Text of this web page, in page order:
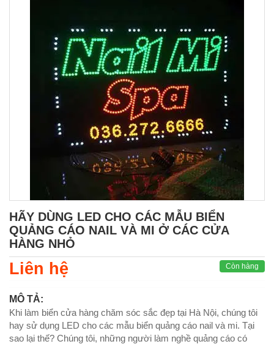
HÃY DÙNG LED CHO CÁC MẪU BIỂN
QUẢNG CÁO NAIL VÀ MI Ở CÁC CỬA
HÀNG NHỎ
Liên hệ Còn hàng
MÔ TẢ:
Khi làm biển cửa hàng chăm sóc sắc đẹp tại Hà Nội, chúng tôi
hay sử dụng LED cho các mẫu biển quảng cáo nail và mi. Tại
sao lại thế? Chúng tôi, những người làm nghề quảng cáo có